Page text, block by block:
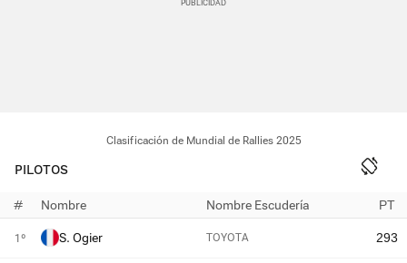
Clasificación de Mundial de Rallies 2025
PILOTOS
# Nombre Nombre Escudería PT
1º S. Ogier TOYOTA 293